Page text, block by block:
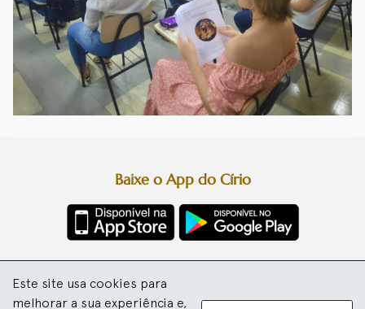
Este site usa cookies para
melhorar a sua experiência e,
Basílica Santuário de Nazaré
Arquidiocese de Belém
Baixe o App do Círio